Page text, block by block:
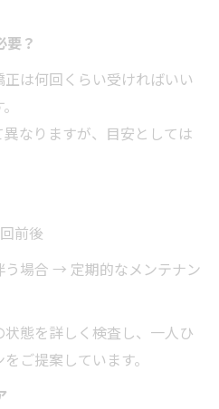
要？
は何回くらい受ければいい
なりますが、目安としては
前後
場合 → 定期的なメンテナン
態を詳しく検査し、一人ひ
ご提案しています。